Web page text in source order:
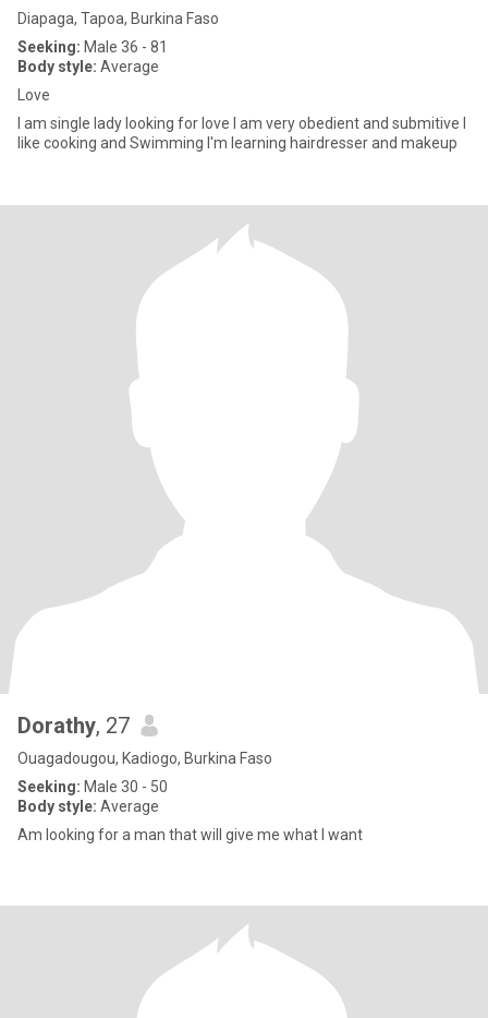
Diapaga, Tapoa, Burkina Faso
Seeking: Male 36 - 81
Body style: Average
Love
I am single lady looking for love I am very obedient and submitive l
like cooking and Swimming I'm learning hairdresser and makeup
Dorathy, 27
Ouagadougou, Kadiogo, Burkina Faso
Seeking: Male 30 - 50
Body style: Average
Am looking for a man that will give me what I want